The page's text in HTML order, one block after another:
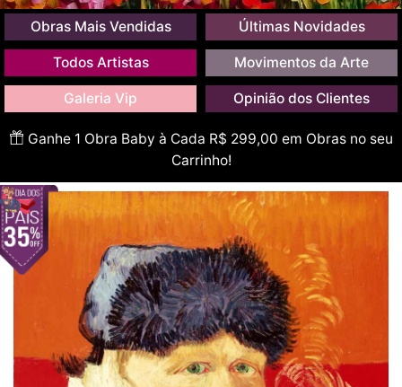
Obras Mais Vendidas Últimas Novidades
Todos Artistas Movimentos da Arte
Galeria Vip Opinião dos Clientes
Ganhe 1 Obra Baby à Cada R$ 299,00 em Obras no seu
Carrinho!